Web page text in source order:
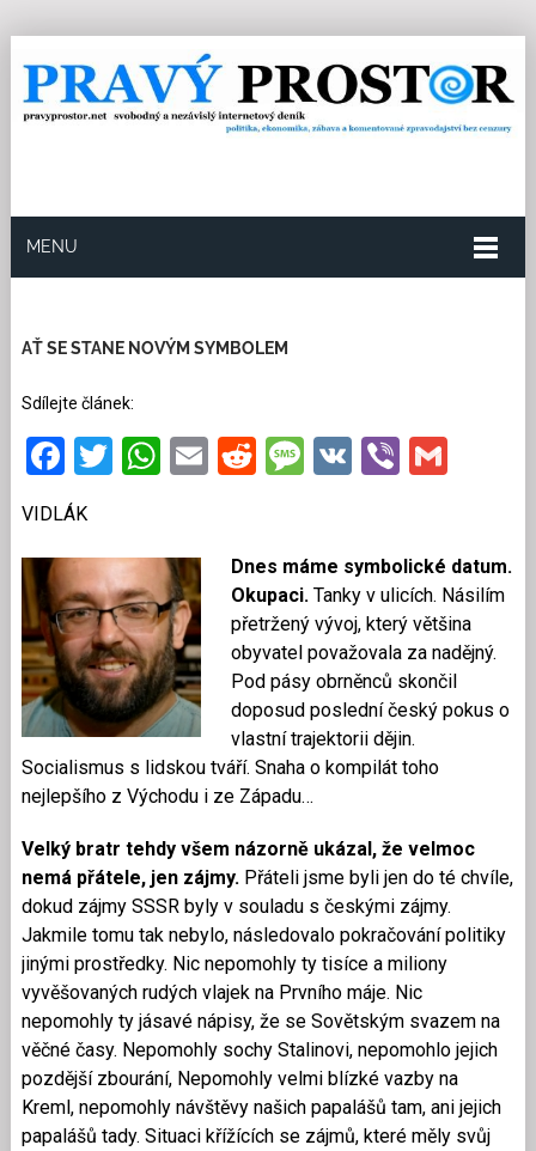
MENU
AŤ SE STANE NOVÝM SYMBOLEM
Sdílejte článek:
Facebook
Twitter
WhatsApp
EmailRedditMessage
VKViber
VIDLÁK
Dnes máme symbolické datum.
Okupaci. Tanky v ulicích. Násilím
přetržený vývoj, který většina
obyvatel považovala za nadějný.
Pod pásy obrněnců skončil
doposud poslední český pokus o
vlastní trajektorii dějin.
Socialismus s lidskou tváří. Snaha o kompilát toho
nejlepšího z Východu i ze Západu…
Velký bratr tehdy všem názorně ukázal, že velmoc
nemá přátele, jen zájmy. Přáteli jsme byli jen do té chvíle,
dokud zájmy SSSR byly v souladu s českými zájmy.
Jakmile tomu tak nebylo, následovalo pokračování politiky
jinými prostředky. Nic nepomohly ty tisíce a miliony
vyvěšovaných rudých vlajek na Prvního máje. Nic
nepomohly ty jásavé nápisy, že se Sovětským svazem na
věčné časy. Nepomohly sochy Stalinovi, nepomohlo jejich
pozdější zbourání, Nepomohly velmi blízké vazby na
Kreml, nepomohly návštěvy našich papalášů tam, ani jejich
papalášů tady. Situaci křížících se zájmů, které měly svůj